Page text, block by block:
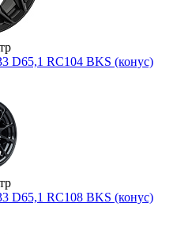
D65,1 RC104 BKS (конус)
D65,1 RC108 BKS (конус)